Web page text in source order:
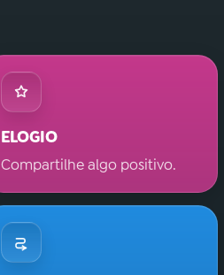
ELOGIO
Compartilhe algo positivo.